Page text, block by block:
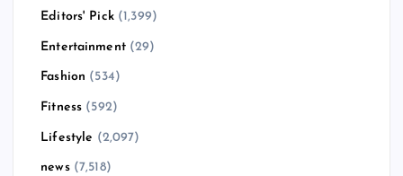
Editors' Pick(1,399)
Entertainment(29)
Fashion (534)
Fitness (592)
Lifestyle (2,097)
news(7,518)